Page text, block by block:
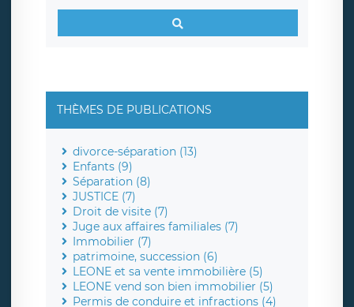
THÈMES DE PUBLICATIONS
divorce-séparation (13)
Enfants (9)
Séparation (8)
JUSTICE (7)
Droit de visite (7)
Juge aux affaires familiales (7)
Immobilier (7)
patrimoine, succession (6)
LEONE et sa vente immobilière (5)
LEONE vend son bien immobilier (5)
Permis de conduire et infractions (4)